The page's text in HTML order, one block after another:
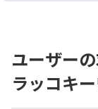
ユーザー
ラッコキ